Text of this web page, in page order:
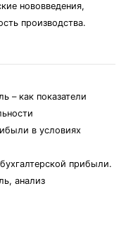
нововведения,
производства.
– как показатели
в условиях
прибыли.
анализ